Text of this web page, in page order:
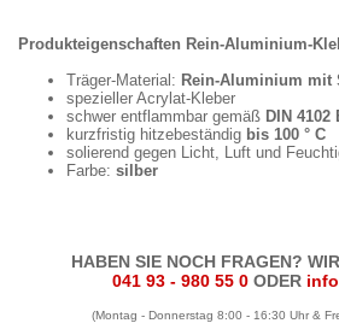
Produkteigenschaften Rein-Aluminium-
Träger-Material: Rein-Aluminium mit
spezieller Acrylat-Kleber
schwer entflammbar gemäß DIN 4102
kurzfristig hitzebeständig bis 100 ° C
solierend gegen Licht, Luft und
Farbe: silber
HABEN SIE NOCH FRAGEN?
041 93 - 980 55 0 ODER
(Montag - Donnerstag 8:00 - 16:30 Uhr &